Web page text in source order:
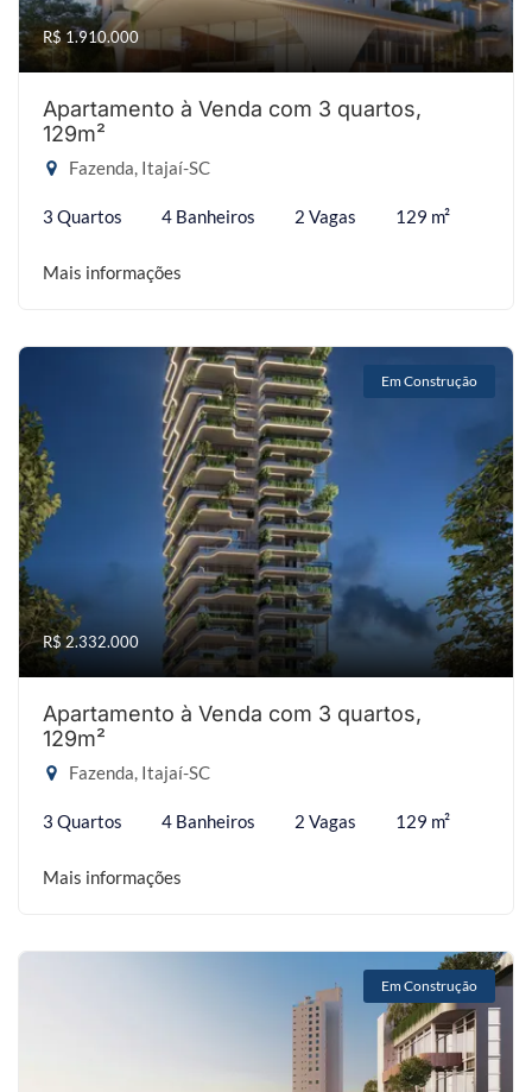
R$ 1.910.000
Apartamento à Venda com 3 quartos,
129m²
Fazenda, Itajaí-SC
3 Quartos 4 Banheiros 2 Vagas 129 m²
Mais informações
Em Construção
R$ 2.332.000
Apartamento à Venda com 3 quartos,
129m²
Fazenda, Itajaí-SC
3 Quartos 4 Banheiros 2 Vagas 129 m²
Mais informações
Em Construção